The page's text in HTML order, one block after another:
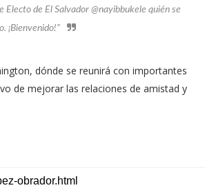
de El Salvador @nayibbukele quién se
¡Bienvenido!”
dónde se reunirá con importantes
de mejorar las relaciones de amistad y